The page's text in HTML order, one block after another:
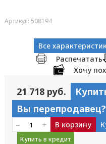
Артикул: 508194
Все
Распечатать
Хочу
21 718 руб.
Вы перепродавец?
– + В корзину
Купить в кредит